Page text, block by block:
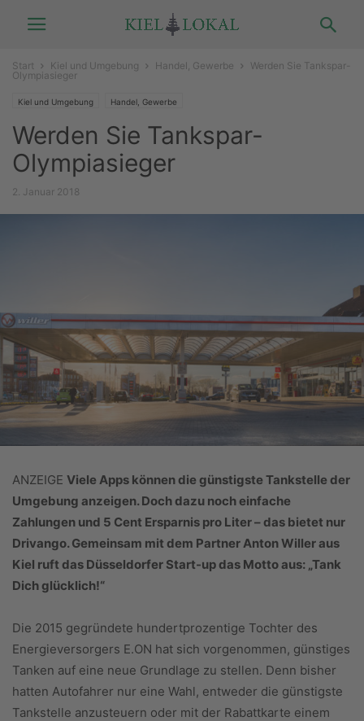
Start Kiel und Umgebung Handel, Gewerbe
Werden Sie Tankspar-
Olympiasieger
Kiel und Umgebung Handel, Gewerbe
Werden Sie Tankspar-
Olympiasieger
2. Januar 2018
ANZEIGE Viele Apps können die günstigste Tankstelle der
Umgebung anzeigen. Doch dazu noch einfache
Zahlungen und 5 Cent Ersparnis pro Liter – das bietet nur
Drivango. Gemeinsam mit dem Partner Anton Willer aus
Kiel ruft das Düsseldorfer Start-up das Motto aus: „Tank
Dich glücklich!“
Die 2015 gegründete hundertprozentige Tochter des
Energieversorgers E.ON hat sich vorgenommen, günstiges
Tanken auf eine neue Grundlage zu stellen. Denn bisher
hatten Autofahrer nur eine Wahl, entweder die günstigste
Tankstelle anzusteuern oder mit der Rabattkarte einem